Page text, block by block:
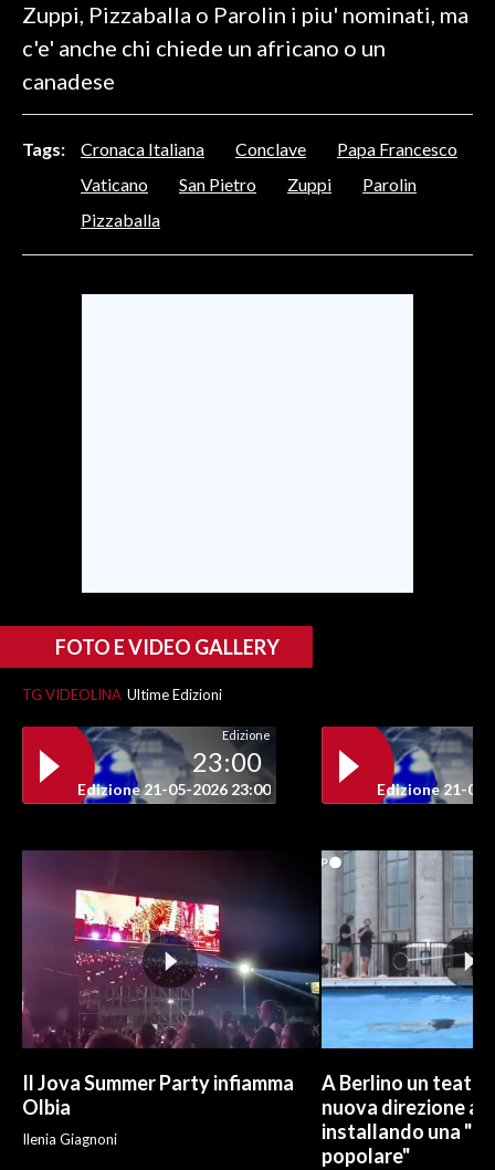
CALCIO REGIONALE
BASKET
VOLLEY
TENNIS
ALTRI SPORT
SPETTACOLI
#CARAUNIONE
INSULARITÀ
INFO AZIENDE
NECROLOGI
PUBBLICITÀ
SPIAGGE
STORE
Zuppi, Pizzaballa o Parolin i piu' nominati, ma
c'e' anche chi chiede un africano o un
canadese
Tags: Cronaca Italiana Conclave
Papa Francesco
Vaticano
San Pietro Zuppi
Parolin
Pizzaballa
FOTO E VIDEO GALLERY
TG VIDEOLINA Ultime Edizioni
Edizione
23:00
Edizione 21-05-2026 23:00 Edizione 21-05-
Il Jova Summer Party infiamma
Olbia
Ilenia Giagnoni
A Berlino un
nuova direzione
installando una
popolare"